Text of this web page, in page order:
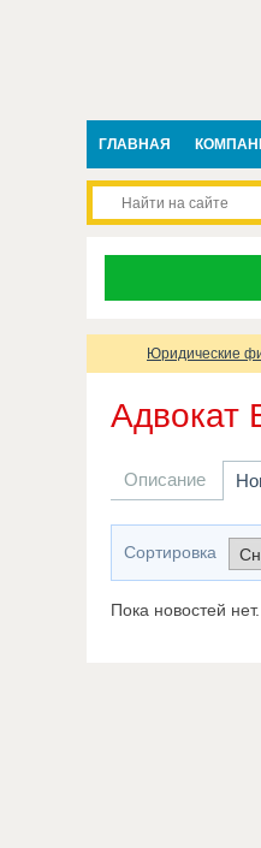
ГЛАВНАЯ
Юридические
Адвокат
Описание
Сортировка
Пока новостей нет.